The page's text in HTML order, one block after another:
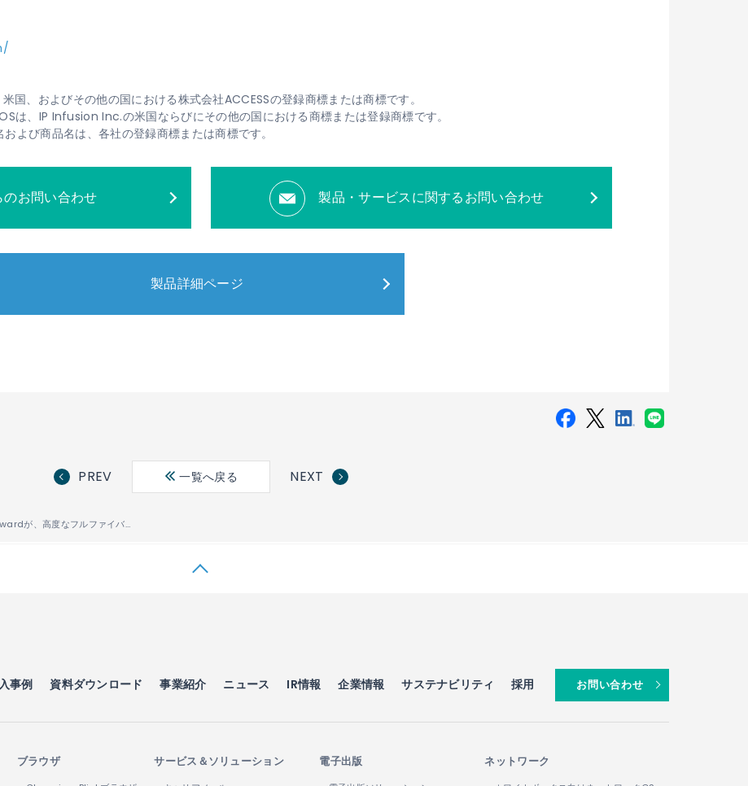
国、およびその他の国における株式会社ACCESSの登録商標または商標です。
、IP Infusion Inc.の米国ならびにその他の国における商標または登録商標です。
よび商品名は、各社の登録商標または商標です。
お問い合わせ 製品・サービスに関するお問い合わせ
製品詳細ページ
PREV 一覧へ戻る NEXT
米国のOnwardが、高度なフルファイバーネットワークの拡張にIP Infusionの「OcNOS®」を採用
事例 資料ダウンロード 事業紹介 ニュース IR情報 企業情報 サステナビリティ 採用 お問い合わせ
ブラウザ サービス＆ソリューション 電子出版 ネットワーク